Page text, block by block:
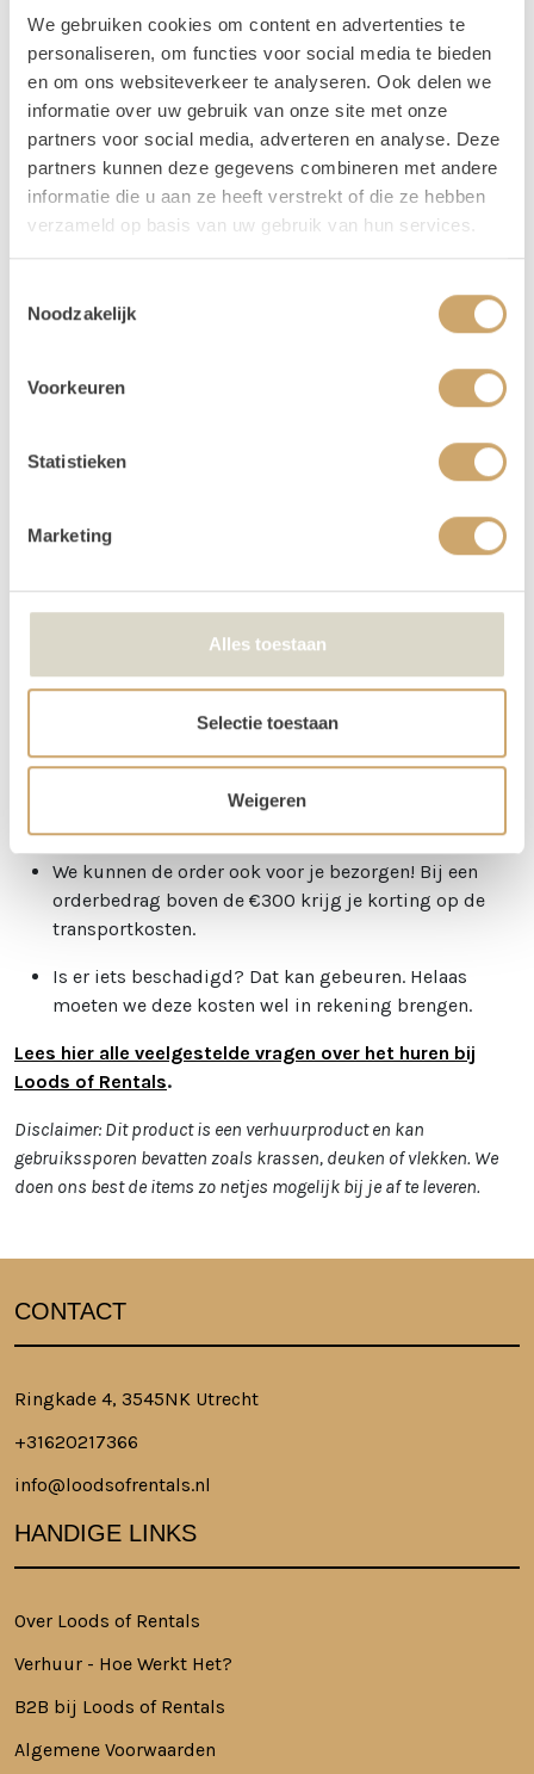
We gebruiken cookies om content en advertenties te
personaliseren, om functies voor social media te bieden
en om ons websiteverkeer te analyseren. Ook delen we
informatie over uw gebruik van onze site met onze
partners voor social media, adverteren en analyse. Deze
partners kunnen deze gegevens combineren met andere
informatie die u aan ze heeft verstrekt of die ze hebben
verzameld op basis van uw gebruik van hun services.
Noodzakelijk
Voorkeuren
Statistieken
Marketing
Alles toestaan
Selectie toestaan
Weigeren
Vragen
Mocht je vragen hebben over dit product, dan kun je ons
altijd een berichtje of e-mail sturen. Je kunt ons bereiken
op 06 20 21 73 66 of mail naarinfo@loodsofrentals.nl
adviseren je graag!
Tips
Maak de look compleet en huur de hele bamboe set ! Zo
heb je direct een hele zithoek voor je feest of event. Kies
in de kleur van je moodboard erbij.
Style het af met wat toffe
gestyled.
Al onze verhuur items huur je voor
3 dagen, voor de
bouwen. Huur je op een weekend dag (vrijdag,
zaterdag of zondag) dan loopt jouw huurperiode tot
en met maandag. Kies bij het reserveren dus alleen de
gebruiksdag. Dus huur je op 26 april, kies dan van 26
april t/m 26 april. De andere dagen krijg je van ons
cadeau!
Betalen kan via iDeal of op factuur. Je boeking is
Je kunt de items laten bezorgen of zelf in Utrecht
We kunnen de order ook voor je bezorgen! Bij een
orderbedrag boven de €300 krijg je korting op de
transportkosten.
Is er iets beschadigd? Dat kan gebeuren. Helaas
moeten we deze kosten wel in rekening brengen.
Lees hier alle veelgestelde vragen over het huren bij
Loods of Rentals.
Disclaimer: Dit product is een verhuurproduct en kan
gebruikssporen bevatten zoals krassen, deuken of vlekken. We
doen ons best de items zo netjes mogelijk bij je af te leveren.
CONTACT
Ringkade 4, 3545NK Utrecht
+31620217366
info@loodsofrentals.nl
HANDIGE LINKS
Over Loods of Rentals
Verhuur - Hoe Werkt Het?
B2B bij Loods of Rentals
Algemene Voorwaarden